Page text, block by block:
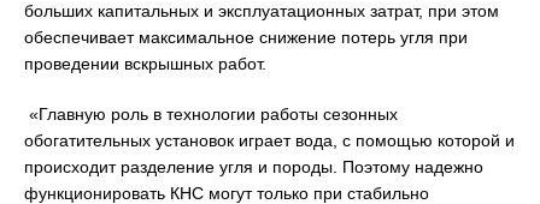
больших капитальных и эксплуатационных затрат, при этом
обеспечивает максимальное снижение потерь угля при
проведении вскрышных работ.
«Главную роль в технологии работы сезонных
обогатительных установок играет вода, с помощью которой и
происходит разделение угля и породы. Поэтому надежно
функционировать КНС могут только при стабильно